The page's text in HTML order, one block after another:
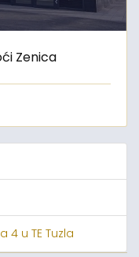
Zenica
u TE Tuzla